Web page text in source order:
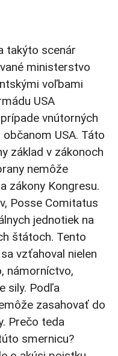
takýto scenár
ministerstvo
voľbami
USA
vnútorných
USA. Táto
základ v zákonoch
nemôže
zákony Kongresu.
Posse Comitatus
jednotiek na
štátoch. Tento
vzťahoval nielen
námorníctvo,
sily. Podľa
zasahovať do
Prečo teda
smernicu?